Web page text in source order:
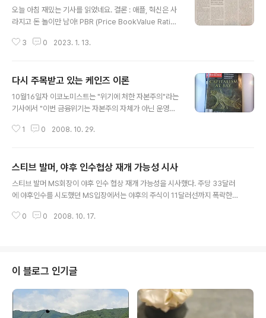
(한국기준금리 1.25%) 입니다. 이것도 15년 말, 16년 말
두 차례나 인상한 금리이고, 2008년 국제금융위기 이후
5.25% 수준의 기준금리를 유지해왔던 미국은 2008년
오늘 아침 재밌는 기사를 읽었네요. 결론 : 애플, 혁신은 사
라지고 돈 놀이만 남아! PBR (Price BookValue Ratio)
정하는 지표 = 시가총액/ 순자산 * 순자산 = 자본금 + 자
이 남을 것 만약 PBR이 1이라면 특정 시점의 주가와 기업
의 1주당 순자산이 같은 경우이며, PBR가 1보다 작으면 저
평가된 기업, 1보다 크면 고평가된 기업으로 볼 수 있다. P
의 몇 배가 되는가를 나타내는 지표 = 주가 / EPS (시가총
3 0 2023. 1. 13.
다시 주목받고 있는 케인즈 이론
10월16일자 이코노미스트는 "위기에 처한 자본주의"라는
기사에서 "이번 금융위기는 자본주의 자체가 아닌 운영의
소화되어야 한다"고 주장하고 있다. 하지만, 오바마정부는
적하고 자본주의의 결함에 대하여 정부의 역할론을 주장하
는 케인즈(Keynes) 이론이 다시 주목받고 있다. Y (유효
수요) = C (소비수요) + I (투자수요) + G (정부수요) 즉,
에는 정부주도의 공공 사업(G)을 실시하여 유효수요(Y)를
1 0 2008. 10. 29.
스티브 발머, 야후 인수협상 재개 가능성 시사
스티브 발머 MS회장이 야후 인수 협상 재개 가능성을 시사했다. 주당 33달러
에 야후인수를 시도했던 MS입장에서는 야후의 주식이 11달러선까지 폭락한
면서 야후 주가는10% 이상 급등, 12달러선으로 올라서게 되었다.
0 0 2008. 10. 17.
이 블로그 인기글